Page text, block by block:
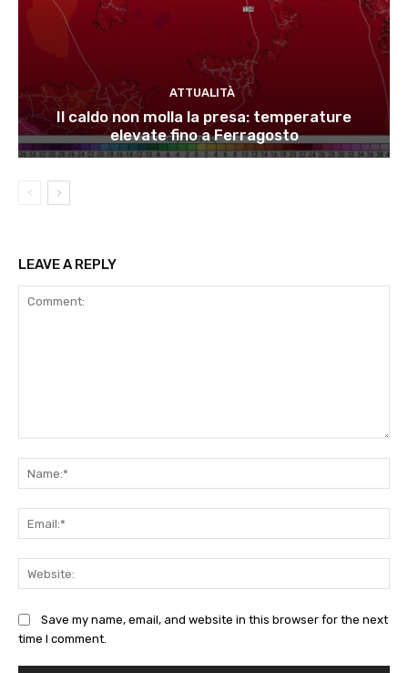
ATTUALITÀ
Il caldo non molla la presa: temperature
elevate fino a Ferragosto
LEAVE A REPLY
Save my name, email, and website in this browser for the next
time I comment.